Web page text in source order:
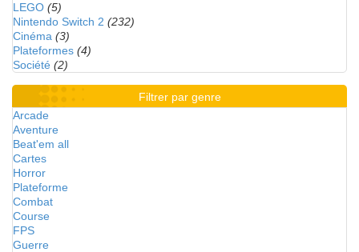
LEGO (5)
Nintendo Switch 2 (232)
Cinéma (3)
Plateformes (4)
Société (2)
Filtrer par genre
Arcade
Aventure
Beat'em all
Cartes
Horror
Plateforme
Combat
Course
FPS
Guerre